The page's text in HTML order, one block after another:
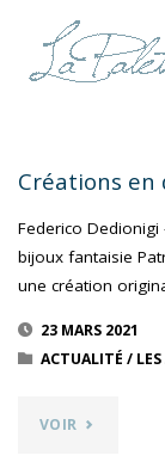
Créations en
Federico Dedionigi
bijoux fantaisie
une création
23 MARS 2021
ACTUALITÉ /
VOIR "CRÉATIONS